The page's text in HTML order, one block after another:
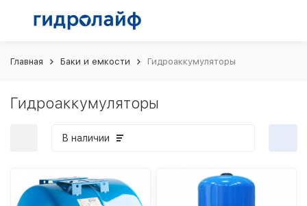
Главная Баки и емкости Гидроаккумуляторы
Гидроаккумуляторы
В наличии